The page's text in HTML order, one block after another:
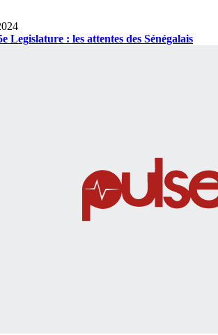
Legislature : les attentes des Sénégalais